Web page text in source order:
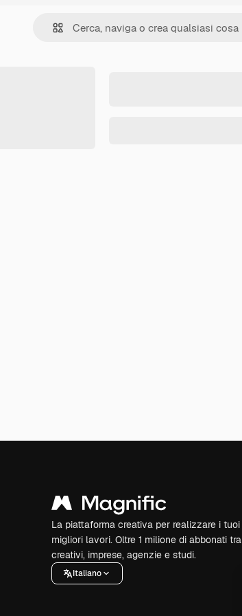
La piattaforma creativa per realizzare i tuoi
migliori lavori. Oltre 1 milione di abbonati tra
creativi, imprese, agenzie e studi.
Italiano